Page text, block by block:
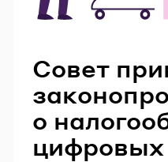
Совет
о